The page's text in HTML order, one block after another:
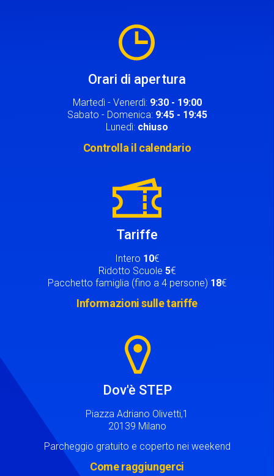
Orari di apertura
Martedì - Venerdì: 9:30 - 19:00
Sabato - Domenica: 9:45 - 19:45
Lunedì: chiuso
Controlla il calendario
Tariffe
Intero 10€
Ridotto Scuole 5€
Pacchetto famiglia (fino a 4 persone) 18€
Informazioni sulle tariffe
Dov'è STEP
Piazza Adriano Olivetti,1
20139 Milano
Parcheggio gratuito e coperto nei weekend
Come raggiungerci